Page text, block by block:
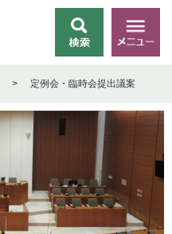
索
メ
ニ
ー
> 定例会・臨時会提出議案